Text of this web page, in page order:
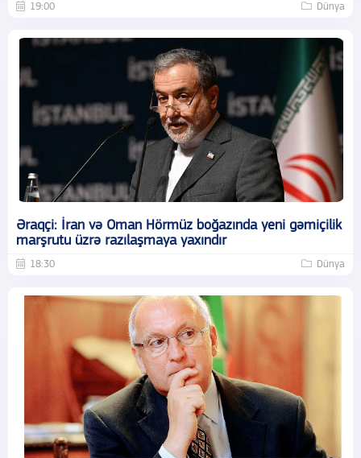
19:00 Dünya
Əraqçi: İran və Oman Hörmüz boğazında yeni gəmiçilik
marşrutu üzrə razılaşmaya yaxındır
18:30 Dünya